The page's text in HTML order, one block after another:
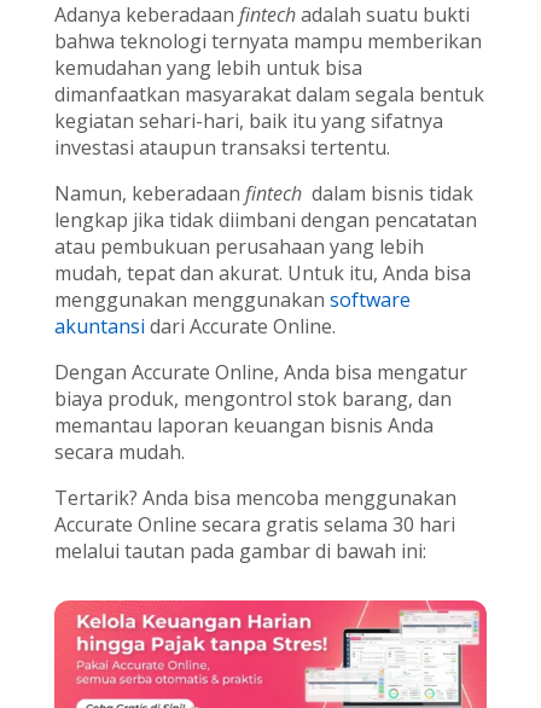
Adanya keberadaan fintechadalah suatu bukti
bahwa teknologi ternyata mampu memberikan
kemudahan yang lebih untuk bisa
dimanfaatkan masyarakat dalam segala bentuk
kegiatan sehari-hari, baik itu yang sifatnya
investasi ataupun transaksi tertentu.
Namun, keberadaan fintech dalam bisnis tidak
lengkap jika tidak diimbani dengan pencatatan
atau pembukuan perusahaan yang lebih
mudah, tepat dan akurat. Untuk itu, Anda bisa
menggunakan menggunakan software
akuntansi dari Accurate Online.
Dengan Accurate Online, Anda bisa mengatur
biaya produk, mengontrol stok barang, dan
memantau laporan keuangan bisnis Anda
secara mudah.
Tertarik? Anda bisa mencoba menggunakan
Accurate Online secara gratis selama 30 hari
melalui tautan pada gambar di bawah ini: